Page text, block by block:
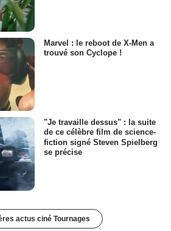
Marvel : le reboot de X-Men a
trouvé son Cyclope !
"Je travaille dessus" : la suite
de ce célèbre film de science-
fiction signé Steven Spielberg
se précise
actus ciné Tournages